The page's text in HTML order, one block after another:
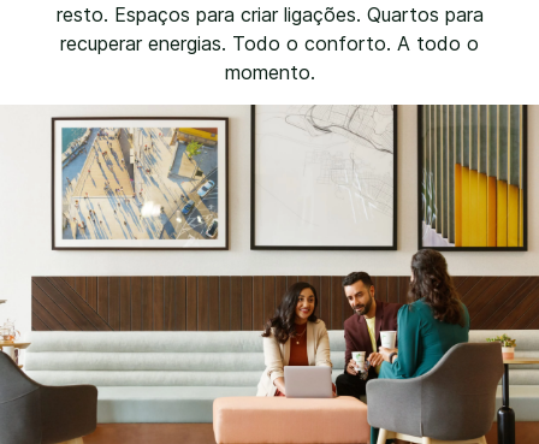
resto. Espaços para criar ligações. Quartos para
recuperar energias. Todo o conforto. A todo o
momento.